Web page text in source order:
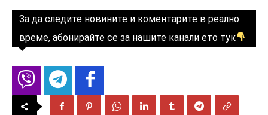
За да следите новините и коментарите в реално
време, абонирайте се за нашите канали ето тук